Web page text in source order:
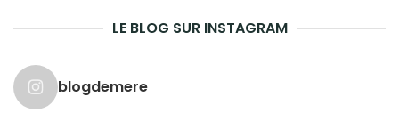
LE BLOG SUR INSTAGRAM
blogdemere